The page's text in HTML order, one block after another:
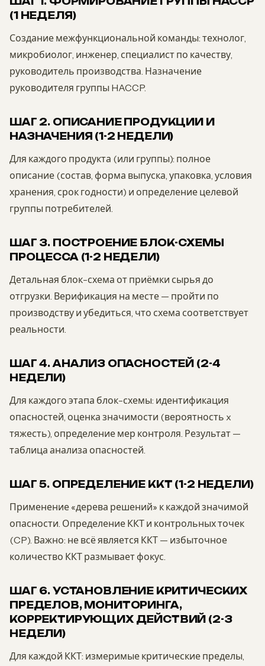
(1 НЕДЕЛЯ)
Создание межфункциональной команды: технолог,
микробиолог, инженер, специалист по качеству,
руководитель производства. Назначение
руководителя группы HACCP.
ШАГ 2. ОПИСАНИЕ ПРОДУКЦИИ И
НАЗНАЧЕНИЯ (1-2 НЕДЕЛИ)
Для каждого продукта (или группы): полное
описание (состав, форма выпуска, упаковка, условия
хранения, срок годности) и определение целевой
группы потребителей.
ШАГ 3. ПОСТРОЕНИЕ БЛОК-СХЕМЫ
ПРОЦЕССА (1-2 НЕДЕЛИ)
Детальная блок-схема от приёмки сырья до
отгрузки. Верификация на месте — пройти по
производству и убедиться, что схема соответствует
реальности.
ШАГ 4. АНАЛИЗ ОПАСНОСТЕЙ (2-4
НЕДЕЛИ)
Для каждого этапа блок-схемы: идентификация
опасностей, оценка значимости (вероятность x
тяжесть), определение мер контроля. Результат —
таблица анализа опасностей.
ШАГ 5. ОПРЕДЕЛЕНИЕ ККТ (1-2 НЕДЕЛИ)
Применение «дерева решений» к каждой значимой
опасности. Определение ККТ и контрольных точек
(CP). Важно: не всё является ККТ — избыточное
количество ККТ размывает фокус.
ШАГ 6. УСТАНОВЛЕНИЕ КРИТИЧЕСКИХ
ПРЕДЕЛОВ, МОНИТОРИНГА,
КОРРЕКТИРУЮЩИХ ДЕЙСТВИЙ (2-3
НЕДЕЛИ)
Для каждой ККТ: измеримые критические пределы,